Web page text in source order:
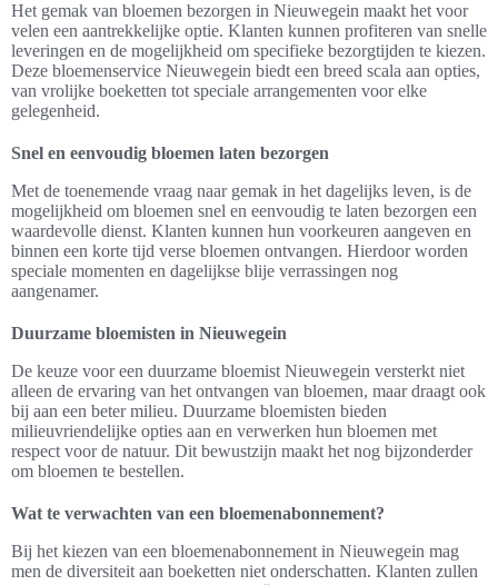
Het gemak van bloemen bezorgen in Nieuwegein maakt het voor
velen een aantrekkelijke optie. Klanten kunnen profiteren van snelle
leveringen en de mogelijkheid om specifieke bezorgtijden te kiezen.
Deze bloemenservice Nieuwegein biedt een breed scala aan opties,
van vrolijke boeketten tot speciale arrangementen voor elke
gelegenheid.
Snel en eenvoudig bloemen laten bezorgen
Met de toenemende vraag naar gemak in het dagelijks leven, is de
mogelijkheid om bloemen snel en eenvoudig te laten bezorgen een
waardevolle dienst. Klanten kunnen hun voorkeuren aangeven en
binnen een korte tijd verse bloemen ontvangen. Hierdoor worden
speciale momenten en dagelijkse blije verrassingen nog
aangenamer.
Duurzame bloemisten in Nieuwegein
De keuze voor een duurzame bloemist Nieuwegein versterkt niet
alleen de ervaring van het ontvangen van bloemen, maar draagt ook
bij aan een beter milieu. Duurzame bloemisten bieden
milieuvriendelijke opties aan en verwerken hun bloemen met
respect voor de natuur. Dit bewustzijn maakt het nog bijzonderder
om bloemen te bestellen.
Wat te verwachten van een bloemenabonnement?
Bij het kiezen van een bloemenabonnement in Nieuwegein mag
men de diversiteit aan boeketten niet onderschatten. Klanten zullen